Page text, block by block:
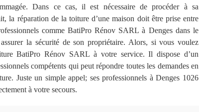
Dans ce cas, il est nécessaire de procéder à sa
la réparation de la toiture d’une maison doit être prise entre
comme BatiPro Rénov SARL à Denges dans le
la sécurité de son propriétaire. Alors, si vous voulez
BatiPro Rénov SARL à votre service. Il dispose d’un
compétents qui peut répondre toutes les demandes en
Juste un simple appel; ses professionnels à Denges 1026
à votre secours.